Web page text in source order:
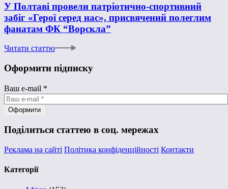
У Полтаві провели патріотично-спортивний
забіг «Герої серед нас», присвячений полеглим
фанатам ФК “Ворскла”
Читати статтю
Оформити підписку
Ваш e-mail *
Поділиться статтею в соц. мережах
Реклама на сайті Політика конфіденційності Контакти
Категорії